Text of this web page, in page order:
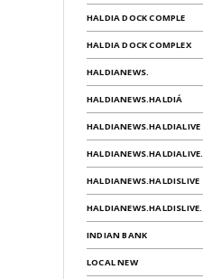
HALDIA DOCK COMPLE
HALDIA DOCK COMPLEX
HALDIANEWS.
HALDIANEWS.HALDIÁ
HALDIANEWS.HALDIALIVE
HALDIANEWS.HALDIALIVE.
HALDIANEWS.HALDISLIVE
HALDIANEWS.HALDISLIVE.
INDIAN BANK
LOCAL NEW